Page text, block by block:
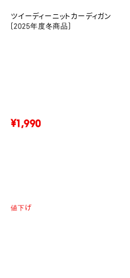
ツイーディーニットカーディガン
(2025年度冬商品)
¥1,990
値下げ